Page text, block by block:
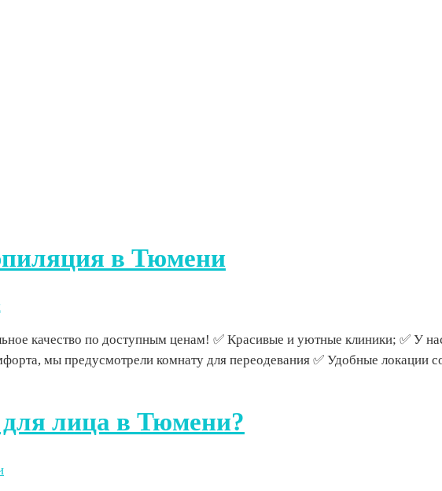
в Тюмени
качество по доступным ценам! ✅ Красивые и уютные клиники; ✅ У
мы предусмотрели комнату для переодевания ✅ Удобные локации
лица в Тюмени?